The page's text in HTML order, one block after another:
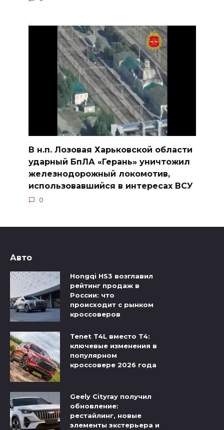
В н.п. Лозовая Харьковской области
ударный БпЛА «Герань» уничтожил
железнодорожный локомотив,
использовавшийся в интересах ВСУ
0
Авто
Hongqi HS3 возглавил
рейтинг продаж в
России: что
происходит с рынком
кроссоверов
Tenet T4L вместо T4:
ключевые изменения в
популярном
кроссовере 2026 года
Geely Cityray получил
обновление:
рестайлинг, новые
элементы экстерьера и